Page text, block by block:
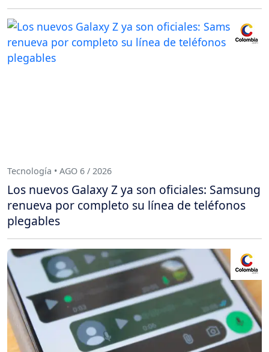
Tecnología • AGO 6 / 2026
Los nuevos Galaxy Z ya son oficiales: Samsung
renueva por completo su línea de teléfonos
plegables